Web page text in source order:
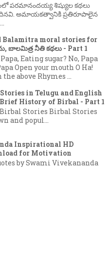
పరమానందయ్య శిష్యుల కథలు
అమాయకత్వానికి ప్రతిరూపాలైన
Balamitra moral stories for
నీతి కథలు - Part 1
Eating sugar? No, Papa
Open your mouth O Ha!
above Rhymes ...
in Telugu and English
Brief History of Birbal - Part 1
Stories Birbal Stories
and popul...
Inspirational HD
for Motivation
by Swami Vivekananda